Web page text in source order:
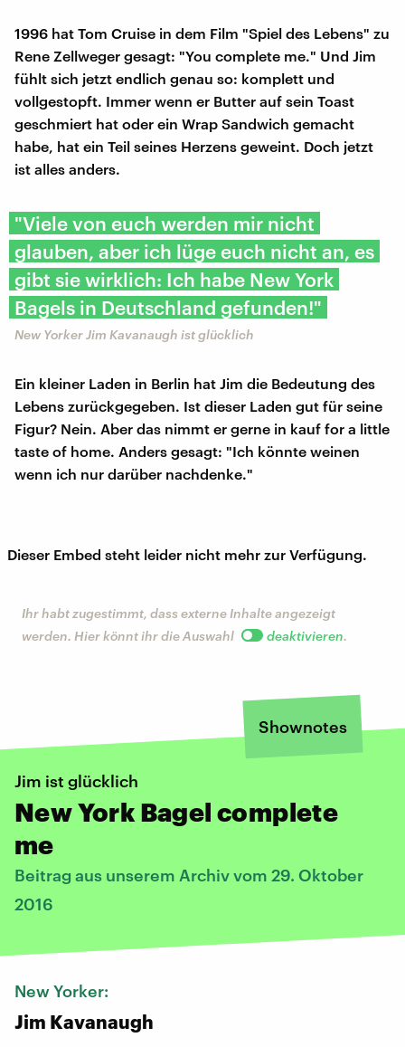
1996 hat Tom Cruise in dem Film "Spiel des Lebens" zu
Rene Zellweger gesagt: "You complete me." Und Jim
fühlt sich jetzt endlich genau so: komplett und
vollgestopft. Immer wenn er Butter auf sein Toast
geschmiert hat oder ein Wrap Sandwich gemacht
habe, hat ein Teil seines Herzens geweint. Doch jetzt
ist alles anders.
"Viele von euch werden mir nicht
glauben, aber ich lüge euch nicht an, es
gibt sie wirklich: Ich habe New York
Bagels in Deutschland gefunden!"
New Yorker Jim Kavanaugh ist glücklich
Ein kleiner Laden in Berlin hat Jim die Bedeutung des
Lebens zurückgegeben. Ist dieser Laden gut für seine
Figur? Nein. Aber das nimmt er gerne in kauf for a little
taste of home. Anders gesagt: "Ich könnte weinen
wenn ich nur darüber nachdenke."
Dieser Embed steht leider nicht mehr zur Verfügung.
Ihr habt zugestimmt, dass externe Inhalte angezeigt
werden. Hier könnt ihr die Auswahl
deaktivieren.
Shownotes
Jim ist glücklich
New York Bagel complete
me
Beitrag aus unserem Archiv vom 29. Oktober
2016
New Yorker:
Jim Kavanaugh